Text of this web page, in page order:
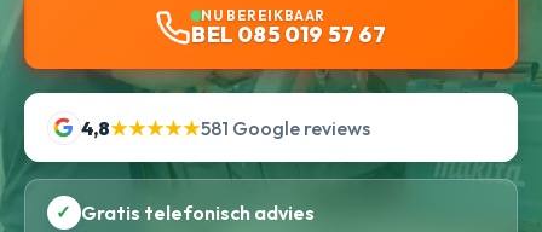
NU BEREIKBAAR
BEL 085 019 57 67
4,8★★★★★581 Google reviews
✓ Gratis telefonisch advies